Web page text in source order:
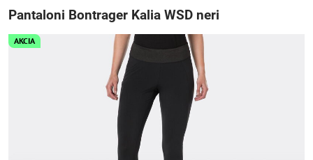
AKCIA
Pantaloni Bontrager Kalia WSD neri